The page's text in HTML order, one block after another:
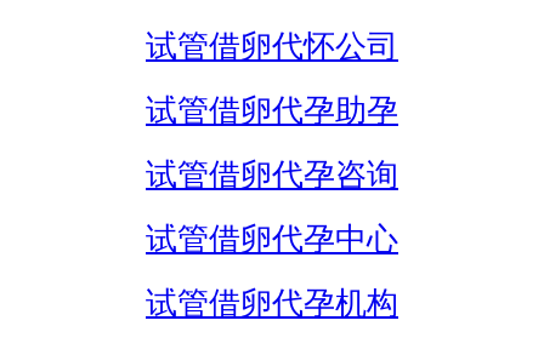
试管借卵代怀公司
试管借卵代孕助孕
试管借卵代孕咨询
试管借卵代孕中心
试管借卵代孕机构